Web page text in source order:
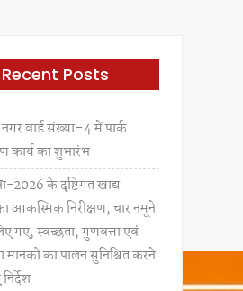
Recent Posts
वार्ड संख्या–4 में पार्क
कार्य का शुभारंभ
2026 के दृष्टिगत खाद्य
का आकस्मिक निरीक्षण, चार नमूने
गए, स्वच्छता, गुणवत्ता एवं
मानकों का पालन सुनिश्चित करने